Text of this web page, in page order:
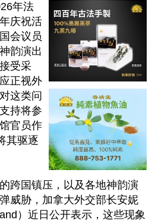
年法
庆祝活
会议员
韵演出
受采
正视外
这类问
持将参
官员作
其驱逐
跨国镇压，以及各地神韵演
威胁，加拿大外交部长安妮
）近日公开表示，这些现象